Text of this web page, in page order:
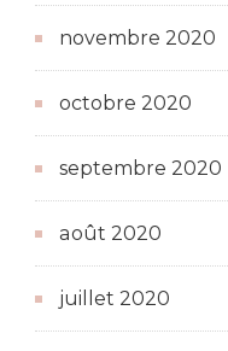
novembre 2020
octobre 2020
septembre 2020
août 2020
juillet 2020